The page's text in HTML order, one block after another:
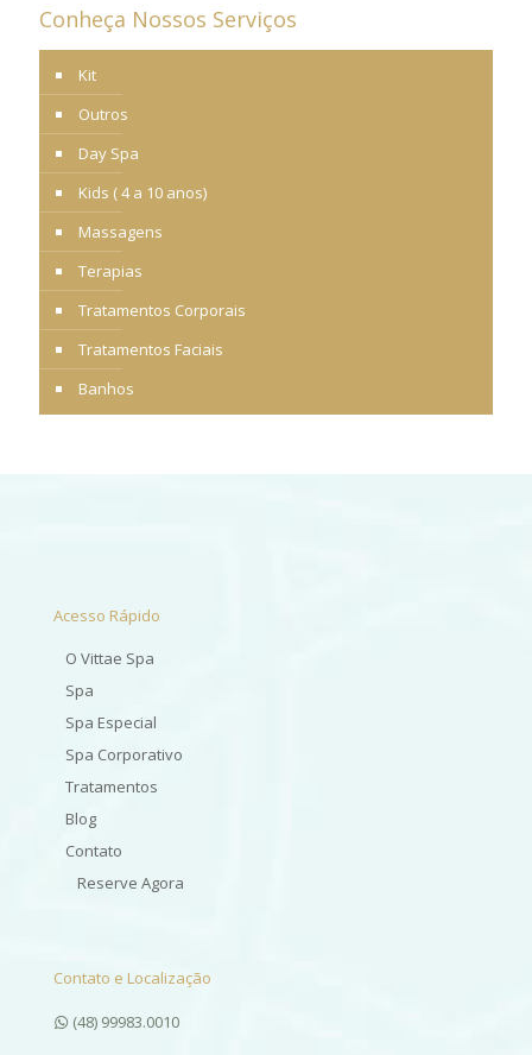
Conheça Nossos Serviços
Kit
Outros
Day Spa
Kids ( 4 a 10 anos)
Massagens
Terapias
Tratamentos Corporais
Tratamentos Faciais
Banhos
Acesso Rápido
O Vittae Spa
Spa
Spa Especial
Spa Corporativo
Tratamentos
Blog
Contato
Reserve Agora
Contato e Localização
(48) 99983.0010